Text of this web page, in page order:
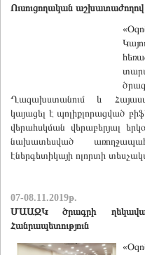
Ուսուցողական
Ղազախստանում և
կայացել է պոլիքլորացված
վերահսկման վերաբերյալ
նախատեսված
էներգետիկայի ոլորտի
07-08.11.2019թ.
ՄԱԱԶԿ ծրագրի
Հանրապետություն